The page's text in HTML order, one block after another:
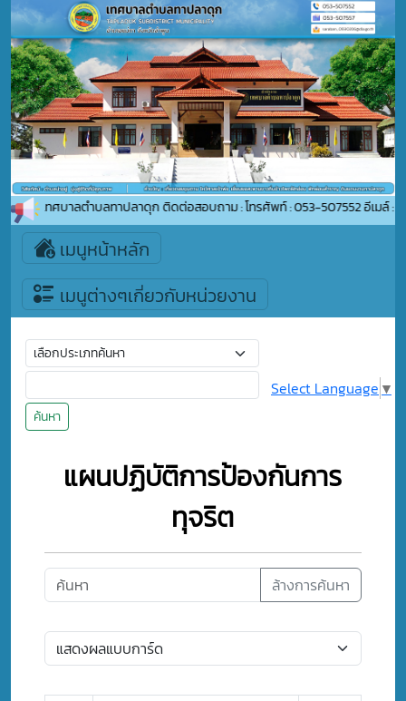
ข้าสู่เทศบาลตำบลทาปลาดุก ติดต่อสอบถาม : โทรศัพท์ : 053-507552 อีเมล์ :
เมนูหน้าหลัก
เมนูต่างๆเกี่ยวกับหน่วยงาน
ค้นหา
Select Language ▼
แผนปฏิบัติการป้องกันการ
ทุจริต
ล้างการค้นหา